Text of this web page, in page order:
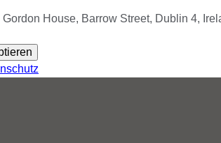
House, Barrow Street, Dublin 4,